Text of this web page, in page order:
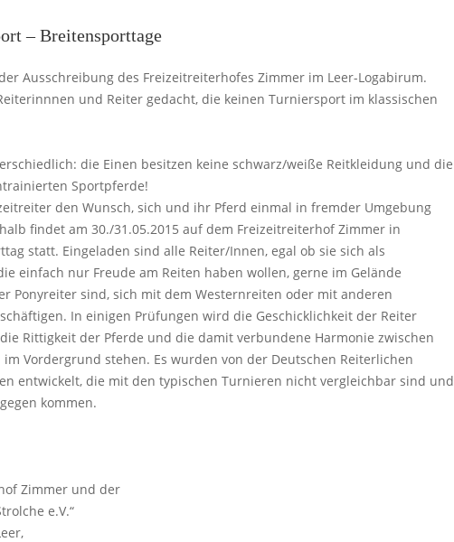
– Breitensporttage
Ausschreibung des Freizeitreiterhofes Zimmer im Leer-Logabirum.
und Reiter gedacht, die keinen Turniersport im klassischen
die Einen besitzen keine schwarz/weiße Reitkleidung und die
Sportpferde!
den Wunsch, sich und ihr Pferd einmal in fremder Umgebung
findet am 30./31.05.2015 auf dem Freizeitreiterhof Zimmer in
statt. Eingeladen sind alle Reiter/Innen, egal ob sie sich als
einfach nur Freude am Reiten haben wollen, gerne im Gelände
Ponyreiter sind, sich mit dem Westernreiten oder mit anderen
In einigen Prüfungen wird die Geschicklichkeit der Reiter
Rittigkeit der Pferde und die damit verbundene Harmonie zwischen
Vordergrund stehen. Es wurden von der Deutschen Reiterlichen
entwickelt, die mit den typischen Turnieren nicht vergleichbar sind und
kommen.
Zimmer und der
e.V.“